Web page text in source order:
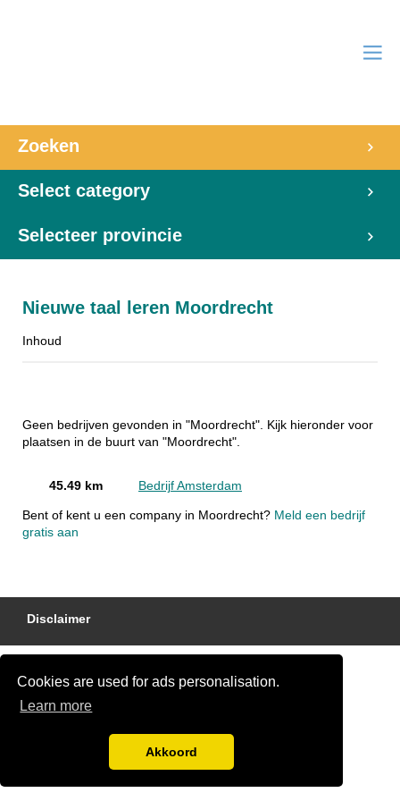
Cookies are used for ads personalisation.
Learn more
Akkoord
Zoeken
Select category
Selecteer provincie
Nieuwe taal leren Moordrecht
Inhoud
Geen bedrijven gevonden in "Moordrecht". Kijk hieronder voor
plaatsen in de buurt van "Moordrecht".
45.49 km Bedrijf Amsterdam
Bent of kent u een company in Moordrecht? Meld een bedrijf
gratis aan
Disclaimer